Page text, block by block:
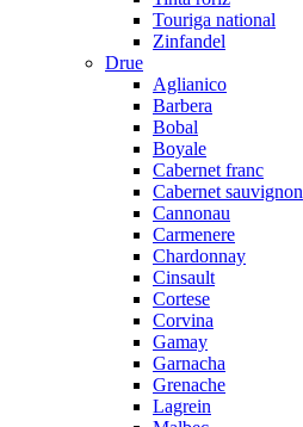
Touriga national
Zinfandel
Drue
Aglianico
Barbera
Bobal
Boyale
Cabernet franc
Cabernet sauvignon
Cannonau
Carmenere
Chardonnay
Cinsault
Cortese
Corvina
Gamay
Garnacha
Grenache
Lagrein